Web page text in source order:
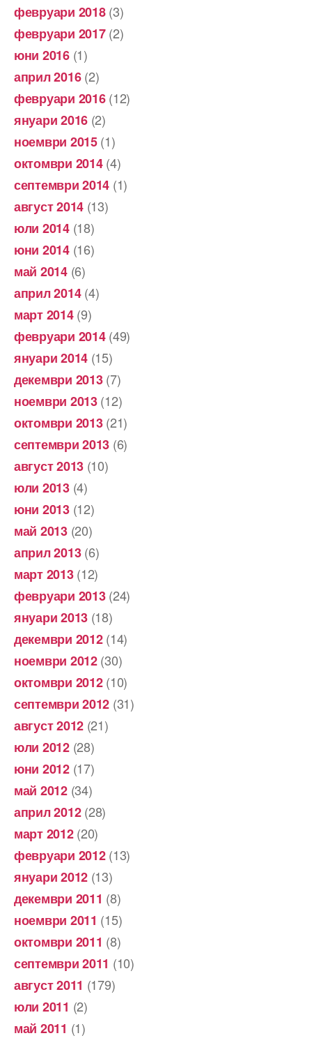
февруари 2018(3)
февруари 2017(2)
юни 2016(1)
април 2016(2)
февруари 2016(12)
януари 2016 (2)
ноември 2015(1)
октомври 2014(4)
септември 2014 (1)
август 2014 (13)
юли 2014(18)
юни 2014(16)
май 2014(6)
април 2014(4)
март 2014(9)
февруари 2014(49)
януари 2014 (15)
декември 2013(7)
ноември 2013(12)
октомври 2013(21)
септември 2013 (6)
август 2013 (10)
юли 2013(4)
юни 2013(12)
май 2013(20)
април 2013(6)
март 2013(12)
февруари 2013(24)
януари 2013 (18)
декември 2012(14)
ноември 2012(30)
октомври 2012(10)
септември 2012 (31)
август 2012 (21)
юли 2012(28)
юни 2012(17)
май 2012(34)
април 2012(28)
март 2012(20)
февруари 2012(13)
януари 2012 (13)
декември 2011 (8)
ноември 2011 (15)
октомври 2011 (8)
септември 2011 (10)
август 2011 (179)
юли 2011 (2)
май 2011 (1)